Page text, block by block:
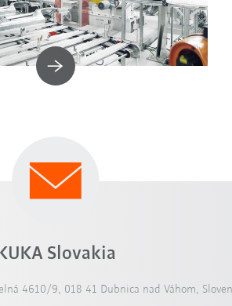
KUKA Slovakia
4610/9, 018 41 Dubnica nad Váhom,